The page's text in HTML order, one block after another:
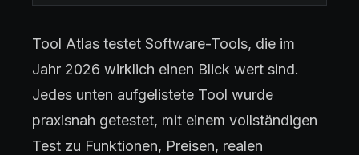
Tool Atlas testet Software-Tools, die im
Jahr 2026 wirklich einen Blick wert sind.
Jedes unten aufgelistete Tool wurde
praxisnah getestet, mit einem vollständigen
Test zu Funktionen, Preisen, realen